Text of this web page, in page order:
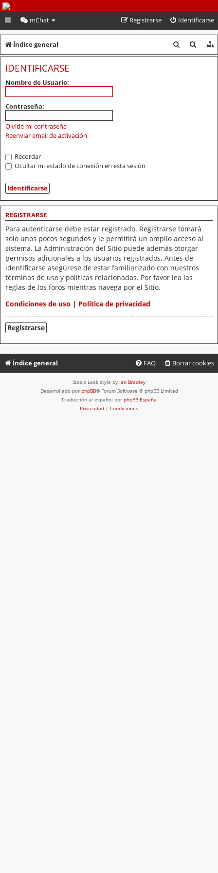
PeruVoley.com
mChat Identificarse
Registrarse
Índice general
u
u
IDENTIFICARSE
Nombre de Usuario:
Contraseña:
Olvidé mi contraseña
Reenviar email de activación
Recordar
Ocultar mi estado de conexión en esta sesión
REGISTRARSE
Para autenticarse debe estar registrado. Registrarse tomará
solo unos pocos segundos y le permitirá un amplio acceso al
sistema. La Administración del Sitio puede además otorgar
permisos adicionales a los usuarios registrados. Antes de
identificarse asegúrese de estar familiarizado con nuestros
términos de uso y políticas relacionadas. Por favor lea las
reglas de los foros mientras navega por el Sitio.
Condiciones de uso | Política de privacidad
Registrarse
Índice general Borrar cookies
FAQ
Stasis Leak style by Ian Bradley
Desarrollado por phpBB® Forum Software © phpBB Limited
Traducción al español por phpBB España
Privacidad | Condiciones